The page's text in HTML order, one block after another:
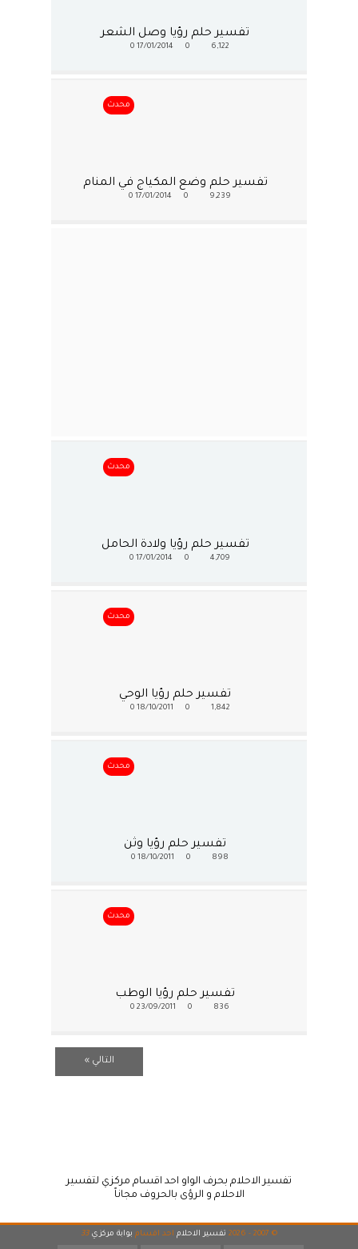
تفسير حلم رؤيا وصل الشعر
6,122
17/01/2014
0
محدث
تفسير حلم وضع المكياج في المنام
9,239
17/01/2014
0
محدث
تفسير حلم رؤيا ولادة الحامل
4,709
17/01/2014
0
محدث
تفسير حلم رؤيا الوحي
1,842
0
18/10/2011
0
محدث
تفسير حلم رؤيا وثن
898
18/10/2011
0
محدث
تفسير حلم رؤيا الوطب
836
23/09/2011
0
التالي »
تفسير الاحلام بحرف الواو احد اقسام مركزي لتفسير
الاحلام و الرؤى بالحروف مجاناً
© 2007 - 2026 تفسير الاحلام احد اقسام بوابة مركزي 33